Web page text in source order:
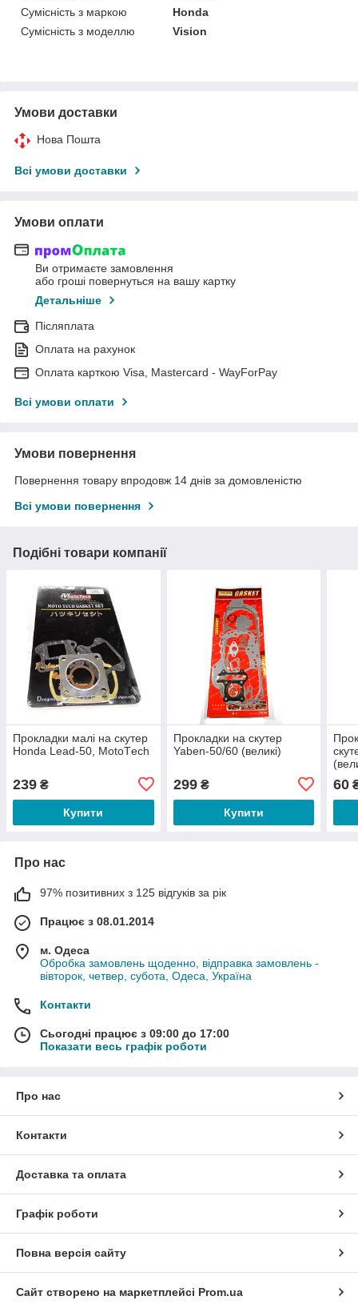
Сумісність з маркою
Honda
Сумісність з моделлю
Vision
Умови доставки
Нова Пошта
Всі умови доставки
Умови оплати
Ви отримаєте замовлення
або гроші повернуться на вашу картку
Детальніше
Післяплата
Оплата на рахунок
Оплата карткою Visa, Mastercard - WayForPay
Всі умови оплати
Умови повернення
Повернення товару впродовж 14 днів за домовленістю
Всі умови повернення
Подібні товари компанії
Прокладки малі на скутер
Honda Lead-50, МotoТech
239 ₴
Купити
Прокладки на скутер
Yaben-50/60 (великі)
299₴
Купити
60
Про нас
97% позитивних з 125 відгуків за рік
Працює з 08.01.2014
м. Одеса
Обробка замовлень щоденно, відправка замовлень -
вівторок, четвер, субота, Одеса, Україна
Контакти
Сьогодні працює з 09:00 до 17:00
Показати весь графік роботи
Про нас
Контакти
Доставка та оплата
Графік роботи
Повна версія сайту
Сайт створено на маркетплейсі Prom.ua